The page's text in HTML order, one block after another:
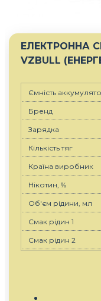
ЕЛЕКТРОННА
VZBULL
Ємність
Бренд
Зарядка
Кількість тяг
Країна виробник
Нікотин, %
Об'єм рідини, мл
Смак рідин 1
Смак рідин 2